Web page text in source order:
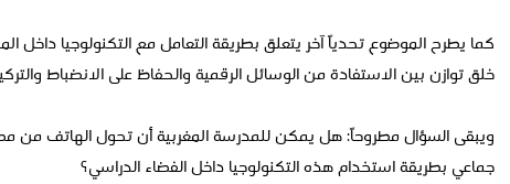
كما يطرح الموضوع تحدياً آخر يتعلق بطريقة التعامل مع التكنولوجيا
خلق توازن بين الاستفادة من الوسائل الرقمية والحفاظ على الانضباط
ويبقى السؤال مطروحاً: هل يمكن للمدرسة المغربية أن تحول الهاتف من
جماعي بطريقة استخدام هذه التكنولوجيا داخل الفضاء الدراسي؟